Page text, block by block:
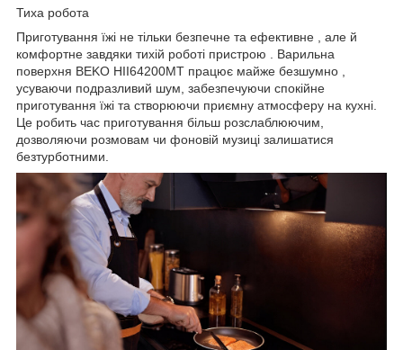
Тиха робота
Приготування їжі не тільки безпечне та ефективне , але й
комфортне завдяки тихій роботі пристрою . Варильна
поверхня BEKO HII64200MT працює майже безшумно ,
усуваючи подразливий шум, забезпечуючи спокійне
приготування їжі та створюючи приємну атмосферу на кухні.
Це робить час приготування більш розслаблюючим,
дозволяючи розмовам чи фоновій музиці залишатися
безтурботними.